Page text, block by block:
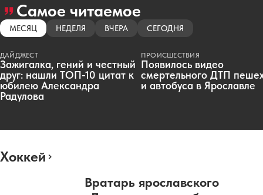
Самое читаемое
МЕСЯЦ НЕДЕЛЯ ВЧЕРА СЕГОДНЯ
ДАЙДЖЕСТ
Зажигалка, гений и честный
друг: нашли ТОП-10 цитат к
юбилею Александра
Радулова
ПРОИСШЕСТВИЯ
Появилось видео
смертельного ДТП
и автобуса в Ярославле
Хоккей
Вратарь ярославского